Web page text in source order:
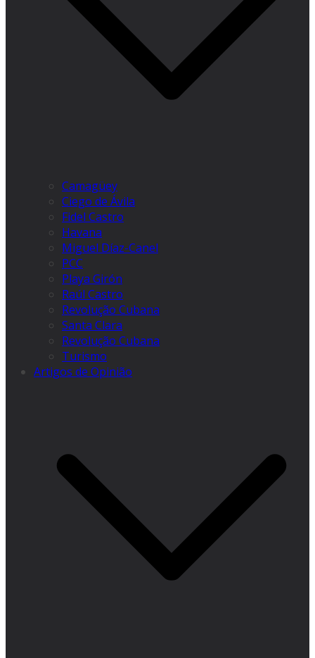
Camagüey
Ciego de Ávila
Fidel Castro
Havana
Miguel Díaz-Canel
PCC
Playa Girón
Raúl Castro
Revolução Cubana
Santa Clara
Revolução Cubana
Turismo
Artigos de Opinião